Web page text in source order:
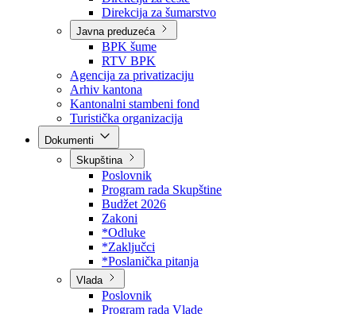
Direkcije
Direkcija za robne rezerve
Direkcija za ceste
Direkcija za šumarstvo
Javna preduzeća
BPK šume
RTV BPK
Agencija za privatizaciju
Arhiv kantona
Kantonalni stambeni fond
Turistička organizacija
Skupština
Poslovnik
Program rada Skupštine
Budžet 2026
Zakoni
*Odluke
*Zaključci
*Poslanička pitanja